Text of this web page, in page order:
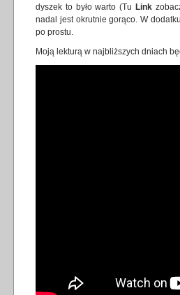
dyszek to było warto (Tu Link
nadal jest okrutnie gorąco. W
po prostu.
Moją lekturą w najbliższych dniach